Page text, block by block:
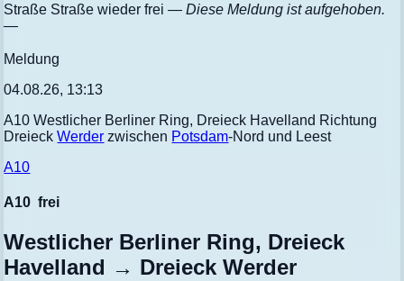
Straße Straße wieder frei— Diese Meldung ist aufgehoben.
—
Meldung
04.08.26, 13:13
A10 Westlicher Berliner Ring, Dreieck Havelland Richtung
DreieckWerder zwischen Potsdam-Nord und Leest
A10
A10 frei
Westlicher Berliner Ring, Dreieck
Havelland → Dreieck Werder